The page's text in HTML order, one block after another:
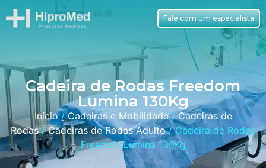
Fale com um especialista
Cadeira de Rodas Freedom
Lumina 130Kg
Início/Cadeiras e Mobilidade/Cadeiras de
Rodas/Cadeiras de Rodas Adulto/ Cadeira de Rodas
Freedom Lumina 130Kg